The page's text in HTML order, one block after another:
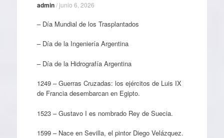
admin/junio 6, 2026
– Día Mundial de los Trasplantados
– Día de la Ingeniería Argentina
– Día de la Hidrografía Argentina
1249 – Guerras Cruzadas: los ejércitos de Luis IX
de Francia desembarcan en Egipto.
1523 – Gustavo I es nombrado Rey de Suecia.
1599 – Nace en Sevilla, el pintor Diego Velázquez.